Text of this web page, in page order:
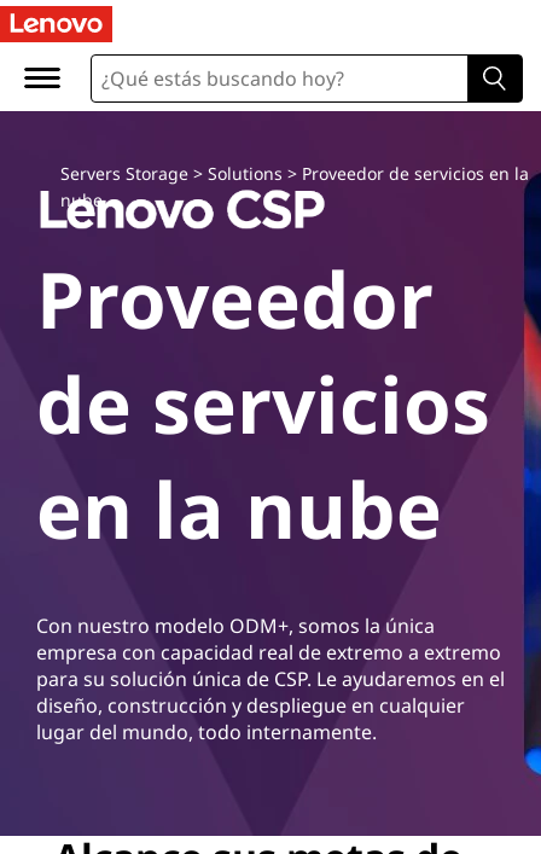
L
Servers Storage > Solutions > Proveedor de servicios en la
nube
Proveedor
de servicios
en la nube
Con nuestro modelo ODM+, somos la única
empresa con capacidad real de extremo a extremo
para su solución única de CSP. Le ayudaremos en el
diseño, construcción y despliegue en cualquier
lugar del mundo, todo internamente.